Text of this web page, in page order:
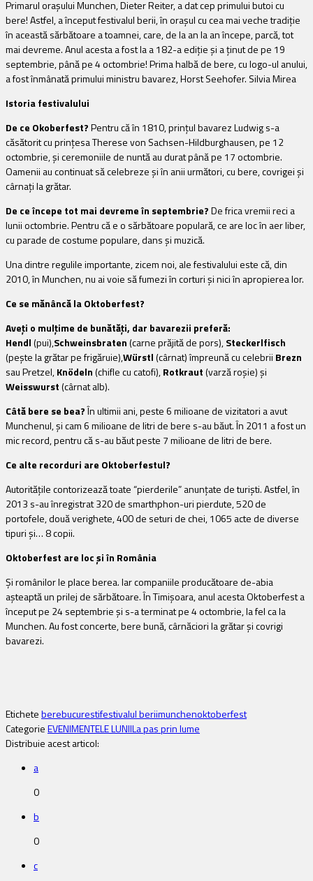
Primarul orașului Munchen, Dieter Reiter, a dat cep primului butoi cu
bere! Astfel, a început festivalul berii, în orașul cu cea mai veche tradiție
în această sărbătoare a toamnei, care, de la an la an începe, parcă, tot
mai devreme. Anul acesta a fost la a 182-a ediție și a ținut de pe 19
septembrie, până pe 4 octombrie! Prima halbă de bere, cu logo-ul anului,
a fost înmânată primului ministru bavarez, Horst Seehofer. Silvia Mirea
Istoria festivalului
De ce Okoberfest?Pentru că în 1810, prințul bavarez Ludwig s-a
căsătorit cu prințesa Therese von Sachsen-Hildburghausen, pe 12
octombrie, și ceremoniile de nuntă au durat până pe 17 octombrie.
Oamenii au continuat să celebreze și în anii următori, cu bere, covrigei și
cârnați la grătar.
De ce începe tot mai devreme în septembrie?De frica vremii reci a
lunii octombrie. Pentru că e o sărbătoare populară, ce are loc în aer liber,
cu parade de costume populare, dans și muzică.
Una dintre regulile importante, zicem noi, ale festivalului este că, din
2010, în Munchen, nu ai voie să fumezi în corturi și nici în apropierea lor.
Ce se mănâncă la Oktoberfest?
Aveți o mulțime de bunătăți, dar bavarezii preferă:
Hendl(pui),Schweinsbraten(carne prăjită de pors),Steckerlfisch
(pește la grătar pe frigăruie),Würstl(cârnat) împreună cu celebrii Brezn
sau Pretzel,Knödeln(chifle cu catofi),Rotkraut(varză roșie) și
Weisswurst(cârnat alb).
Câtă bere se bea?În ultimii ani, peste 6 milioane de vizitatori a avut
Munchenul, și cam 6 milioane de litri de bere s-au băut. În 2011 a fost un
mic record, pentru că s-au băut peste 7 milioane de litri de bere.
Ce alte recorduri are Oktoberfestul?
Autoritățile contorizează toate “pierderile” anunțate de turiști. Astfel, în
2013 s-au înregistrat 320 de smarthphon-uri pierdute, 520 de
portofele, două verighete, 400 de seturi de chei, 1065 acte de diverse
tipuri și… 8 copii.
Oktoberfest are loc și în România
Și românilor le place berea. Iar companiile producătoare de-abia
așteaptă un prilej de sărbătoare. În Timișoara, anul acesta Oktoberfest a
început pe 24 septembrie și s-a terminat pe 4 octombrie, la fel ca la
Munchen. Au fost concerte, bere bună, cârnăciori la grătar și covrigi
bavarezi.
Eticheteberebucurestifestivalul beriimunchenoktoberfest
CategorieEVENIMENTELE LUNIILa pas prin lume
Distribuie acest articol:
a
0
b
0
c